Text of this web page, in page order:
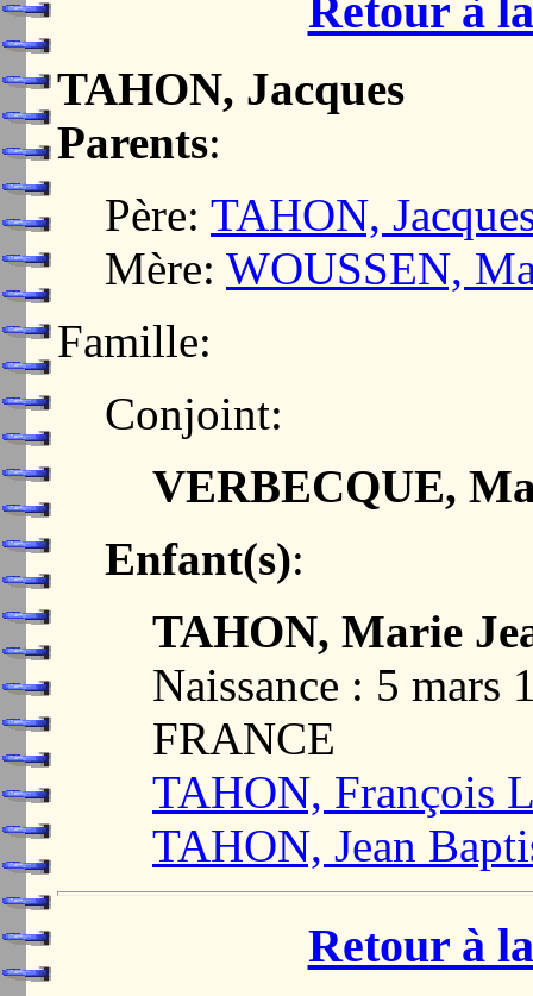
Retour à
TAHON, Jacques
Parents:
Père: TAHON,
Mère: WOUSSEN,
Famille:
Conjoint:
VERBECQUE,
Enfant(s):
TAHON, Marie
Naissance : 5 mars
FRANCE
TAHON, François
TAHON, Jean
Retour à